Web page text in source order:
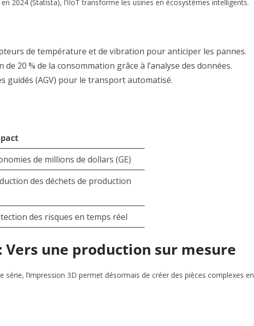
2024 (Statista), l’IIoT transforme les usines en écosystèmes intelligents.
de température et de vibration pour anticiper les pannes.
de 20 % de la consommation grâce à l’analyse des données.
guidés (AGV) pour le transport automatisé.
de millions de dollars (GE)
des déchets de production
des risques en temps réel
Vers une production sur mesure
l’impression 3D permet désormais de créer des pièces complexes en